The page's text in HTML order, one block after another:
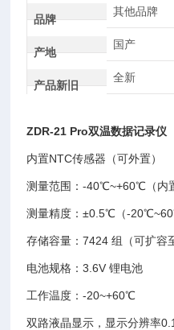
品牌
其他品牌
产地
国产
产品新旧
全新
ZDR-21 Pro双温数据记录仪
内置NTC传感器（可外置）
测量范围：-40℃~+60℃（内
测量精度：±0.5℃（-
存储容量：7424 组（可扩容
电池规格：3.6V 锂电池
工作温度：-20~+60℃
双路液晶显示，显示分辨率